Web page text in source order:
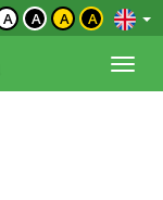
A A A A